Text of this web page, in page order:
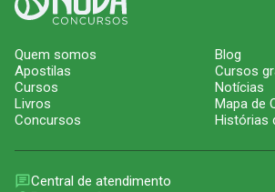
Quem somos
Apostilas
Cursos
Livros
Concursos
Blog
Cursos
Notícias
Mapa de
Histórias
Central de atendimento